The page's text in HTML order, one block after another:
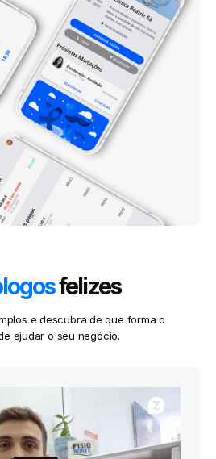
felizes
e descubra de que forma o
ajudar o seu negócio.